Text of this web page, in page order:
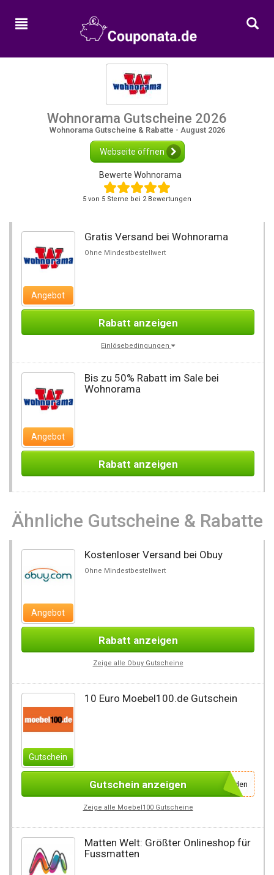
Wohnorama Gutscheine 2026
Wohnorama Gutscheine & Rabatte - August 2026
Webseite öffnen
Bewerte Wohnorama
5 von 5 Sterne bei 2 Bewertungen
Angebot
Gratis Versand bei Wohnorama
Ohne Mindestbestellwert
Rabatt anzeigen
Einlösebedingungen
Angebot
Bis zu 50% Rabatt im Sale bei
Wohnorama
Rabatt anzeigen
Ähnliche Gutscheine & Rabatte
Angebot
Kostenloser Versand bei Obuy
Ohne Mindestbestellwert
Rabatt anzeigen
Zeige alle Obuy Gutscheine
Gutschein
10 Euro Moebel100.de Gutschein
einfach für den Newsletter anmelden
Gutschein anzeigen
Zeige alle Moebel100 Gutscheine
Matten Welt: Größter Onlineshop für
Fussmatten